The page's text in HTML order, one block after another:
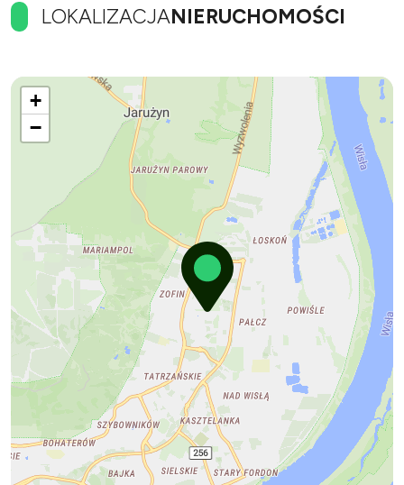
LOKALIZACJANIERUCHOMOŚCI
+
−